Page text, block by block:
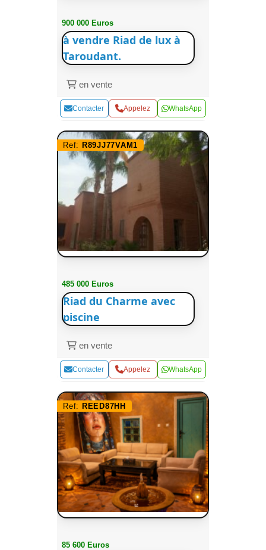
900 000 Euros
à vendre Riad de lux à
Taroudant.
en vente
Contacter Appelez WhatsApp
Ref: R89JJ77VAM1
485 000 Euros
Riad du Charme avec
piscine
en vente
Contacter Appelez WhatsApp
Ref: REED87HH
85 600 Euros